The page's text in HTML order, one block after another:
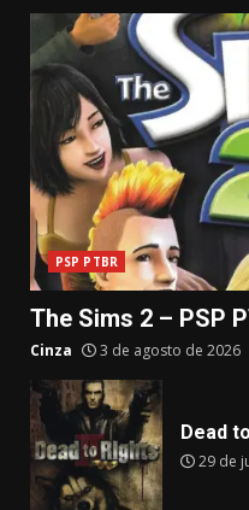
PSP PTBR
The Sims 2 – PSP
Cinza 3 de agosto de 2026
Dead
29 de